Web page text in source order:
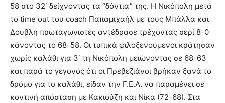
58 στο 32΄ δείχνοντας τα “δόντια” της. Η Νικόπολη μετά
το time out του coach Παπαμιχαήλ με τους Μπάλλα και
Δούβλη πρωταγωνιστές αντέδρασε τρέχοντας σερί 8-0
κάνοντας το 68-58. Οι τυπικά φιλοξενούμενοι κράτησαν
χωρίς καλάθι για 3΄ τη Νικόπολη μειώνοντας σε 68-63
και παρά το γεγονός ότι οι Πρεβεζιάνοι βρήκαν ξανά το
δρόμο για το καλάθι, είδαν την Γ.Ε.Α. να παραμένει σε
κοντινή απόσταση με Κακιούζη και Νίκα (72-68). Στα